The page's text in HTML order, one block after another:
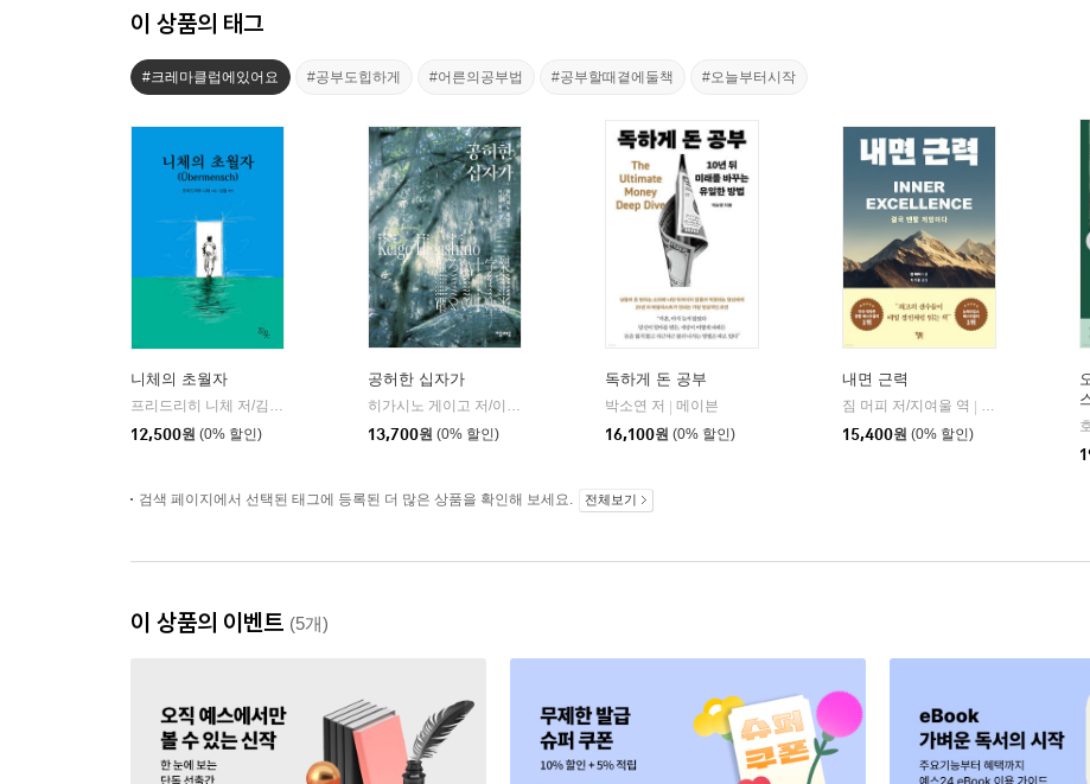
이 상품의 태그
#크레마클럽에있어요 #공부도힙하게 #어른의공부법 #공부할때곁에둘책 #오늘부터시작
니체의 초월자
프리드리히 니체 저/김철 편역
12,500원 (0% 할인)
공허한 십자가
히가시노 게이고 저/이선희 역
자음과모음
13,700원 (0% 할인)
독하게 돈 공부
박소연 저
메이븐
16,100원 (0% 할인)
내면 근력
짐 머피 저/지여울 역
윌북(willbook)
15,400원 (0% 할인)
검색 페이지에서 선택된 태그에 등록된 더 많은 상품을 확인해 보세요. 전체보기
이 상품의 이벤트 (5개)